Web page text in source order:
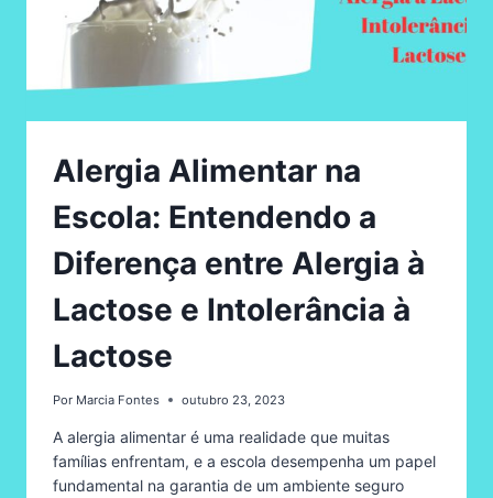
Alergia Alimentar na
Escola: Entendendo a
Diferença entre Alergia à
Lactose e Intolerância à
Lactose
Por Marcia Fontes outubro 23, 2023
A alergia alimentar é uma realidade que muitas
famílias enfrentam, e a escola desempenha um papel
fundamental na garantia de um ambiente seguro